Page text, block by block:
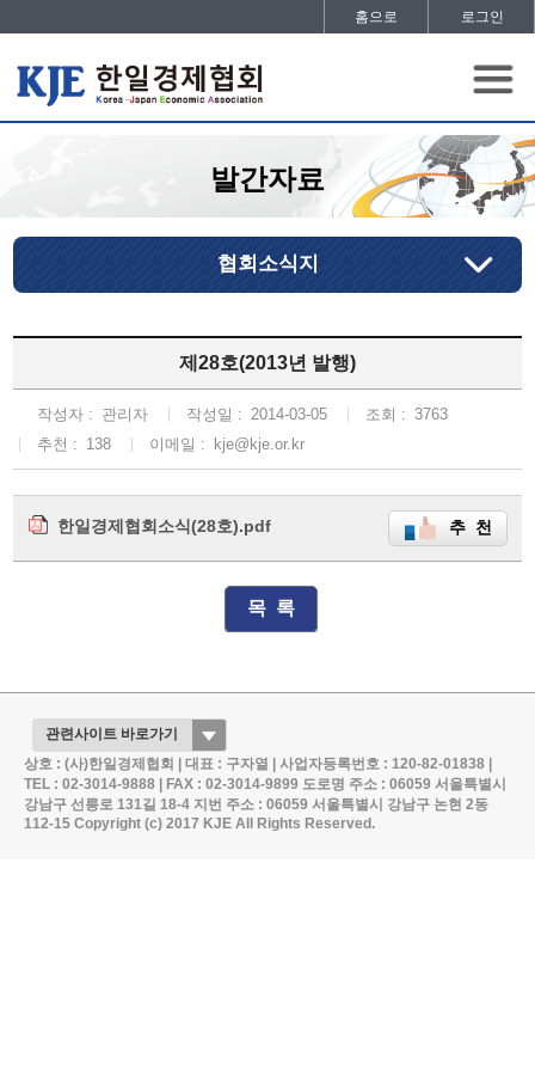
홈으로 로그인
발간자료
협회소식지
제28호(2013년 발행)
작성자 : 관리자 작성일 : 2014-03-05 조회 : 3763
추천 : 138 이메일 : kje@kje.or.kr
한일경제협회소식(28호).pdf 추 천
목 록
상호 : (사)한일경제협회 | 대표 : 구자열 | 사업자등록번호 : 120-82-01838 |
TEL : 02-3014-9888 | FAX : 02-3014-9899도로명 주소 : 06059 서울특별시
강남구 선릉로 131길 18-4 지번 주소 : 06059 서울특별시 강남구 논현 2동
112-15Copyright (c) 2017 KJE All Rights Reserved.